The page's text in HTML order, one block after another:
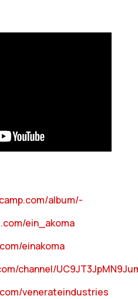
album/-
ein_akoma
einakoma
channel/
venerateindustries